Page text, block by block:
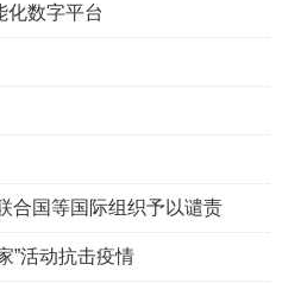
化数字平台
合国等国际组织予以谴责
”活动抗击疫情